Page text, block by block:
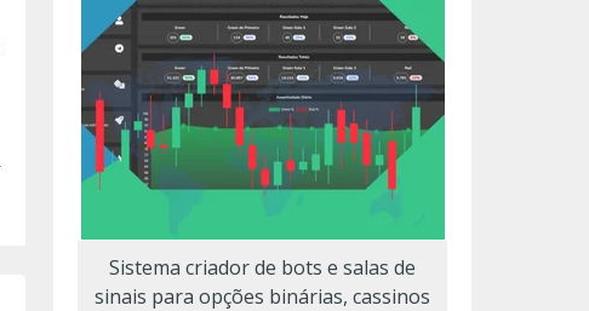
Sistema criador de bots e salas de
sinais para opções binárias, cassinos